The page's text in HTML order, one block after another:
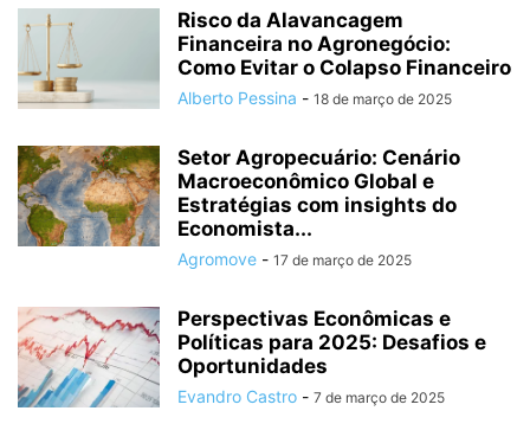
Risco da Alavancagem
Financeira no Agronegócio:
Como Evitar o Colapso Financeiro
Alberto Pessina - 18 de março de 2025
Setor Agropecuário: Cenário
Macroeconômico Global e
Estratégias com insights do
Economista...
Agromove - 17 de março de 2025
Perspectivas Econômicas e
Políticas para 2025: Desafios e
Oportunidades
Evandro Castro - 7 de março de 2025